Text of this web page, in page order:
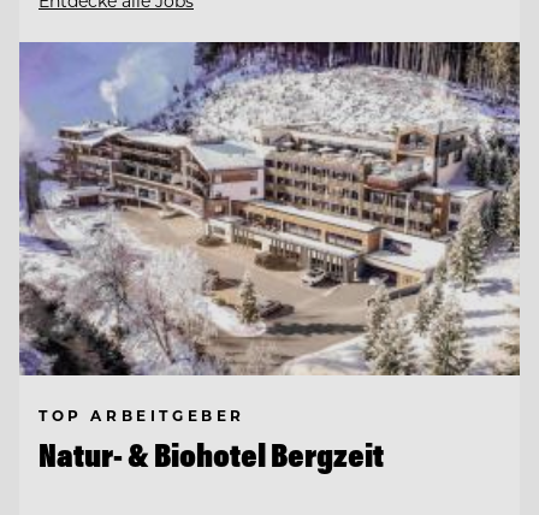
TOP ARBEITGEBER
Natur- & Biohotel Bergzeit